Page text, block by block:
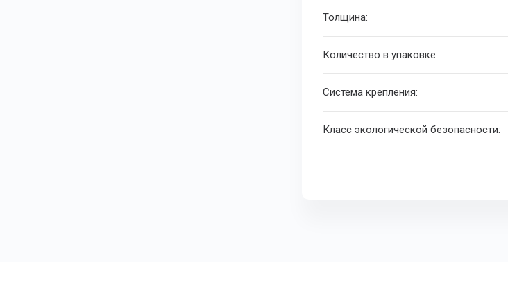
Толщина:
Количество в упаковке:
Система крепления:
Класс экологической безопасности: